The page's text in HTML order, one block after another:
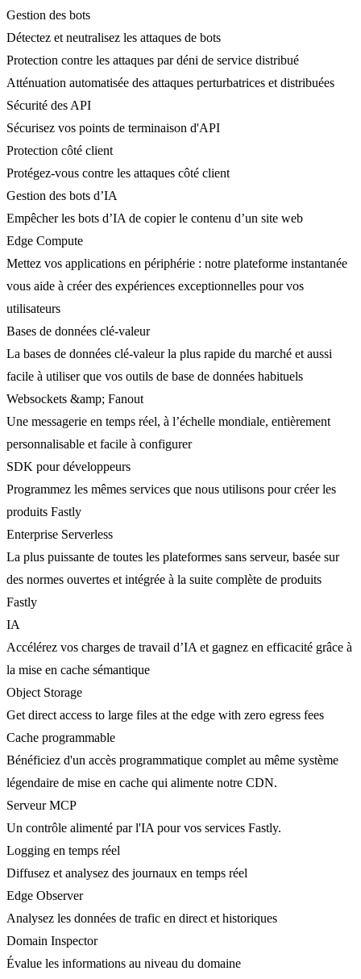
Gestion des bots
Détectez et neutralisez les attaques de bots
Protection contre les attaques par déni de service distribué
Atténuation automatisée des attaques perturbatrices et distribuées
Sécurité des API
Sécurisez vos points de terminaison d'API
Protection côté client
Protégez-vous contre les attaques côté client
Gestion des bots d’IA
Empêcher les bots d’IA de copier le contenu d’un site web
Edge Compute
Mettez vos applications en périphérie : notre plateforme instantanée
vous aide à créer des expériences exceptionnelles pour vos
utilisateurs
Bases de données clé-valeur
La bases de données clé-valeur la plus rapide du marché et aussi
facile à utiliser que vos outils de base de données habituels
Websockets &amp; Fanout
Une messagerie en temps réel, à l’échelle mondiale, entièrement
personnalisable et facile à configurer
SDK pour développeurs
Programmez les mêmes services que nous utilisons pour créer les
produits Fastly
Enterprise Serverless
La plus puissante de toutes les plateformes sans serveur, basée sur
des normes ouvertes et intégrée à la suite complète de produits
Fastly
IA
Accélérez vos charges de travail d’IA et gagnez en efficacité grâce à
la mise en cache sémantique
Object Storage
Get direct access to large files at the edge with zero egress fees
Cache programmable
Bénéficiez d'un accès programmatique complet au même système
légendaire de mise en cache qui alimente notre CDN.
Serveur MCP
Un contrôle alimenté par l'IA pour vos services Fastly.
Logging en temps réel
Diffusez et analysez des journaux en temps réel
Edge Observer
Analysez les données de trafic en direct et historiques
Domain Inspector
Évalue les informations au niveau du domaine